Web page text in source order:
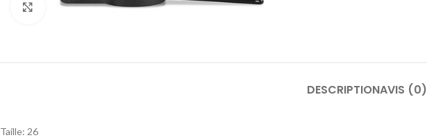
Click to enlarge
DESCRIPTIONAVIS (0)
Taille: 26